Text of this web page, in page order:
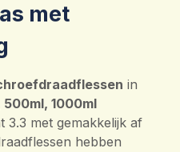
met
in
500ml, 1000ml
3.3 met gemakkelijk af
hebben